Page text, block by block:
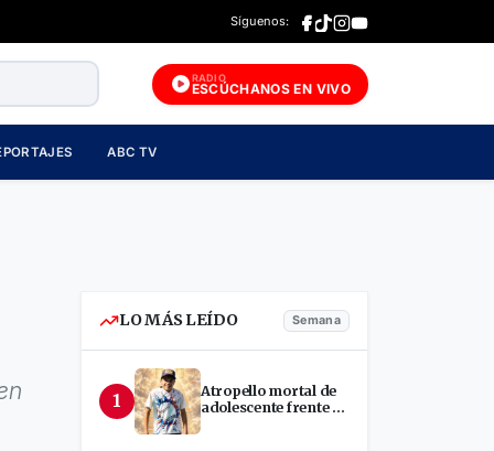
Síguenos:
RADIO
ESCÚCHANOS EN VIVO
ABC TV
LO MÁS LEÍDO Semana
1
Atropello mortal de
adolescente frente a